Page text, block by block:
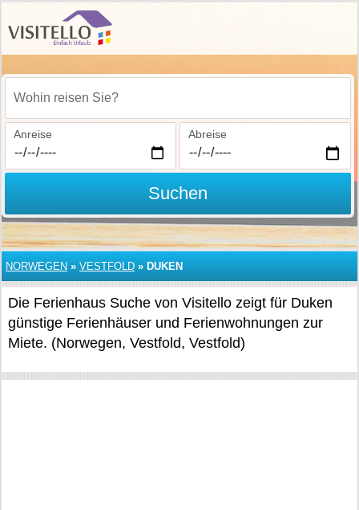
Wohin reisen Sie?
Anreise Abreise
Suchen
NORWEGEN » VESTFOLD » DUKEN
Die Ferienhaus Suche von Visitello zeigt für Duken
günstige Ferienhäuser und Ferienwohnungen zur
Miete. (Norwegen, Vestfold, Vestfold)